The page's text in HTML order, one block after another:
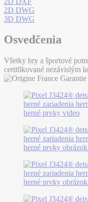
2D DWG
3D DWG
Osvedčenia
Všetky hry a športové
certifikované nezávislým